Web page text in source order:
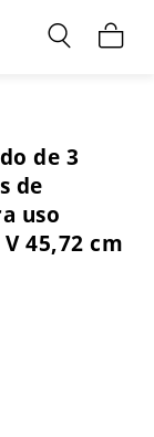
de 3
de
uso
45,72 cm